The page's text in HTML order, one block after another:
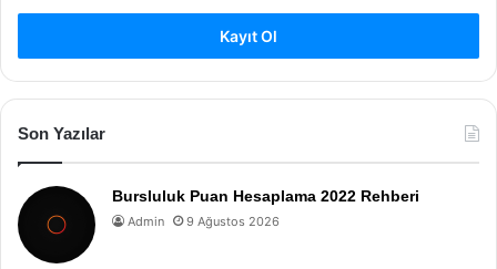
Kayıt Ol
Son Yazılar
Bursluluk Puan Hesaplama 2022 Rehberi
Admin 9 Ağustos 2026